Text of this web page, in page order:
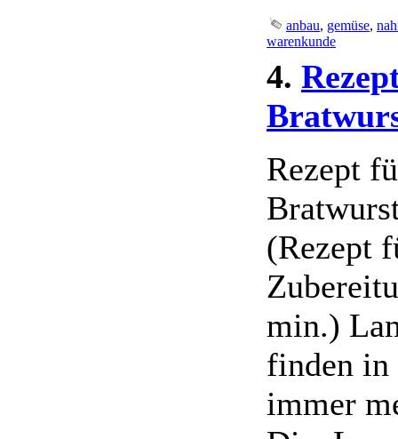
anbau, gemüse,
warenkunde
4.
Rezept
(Rezept
min.)
finden in
immer